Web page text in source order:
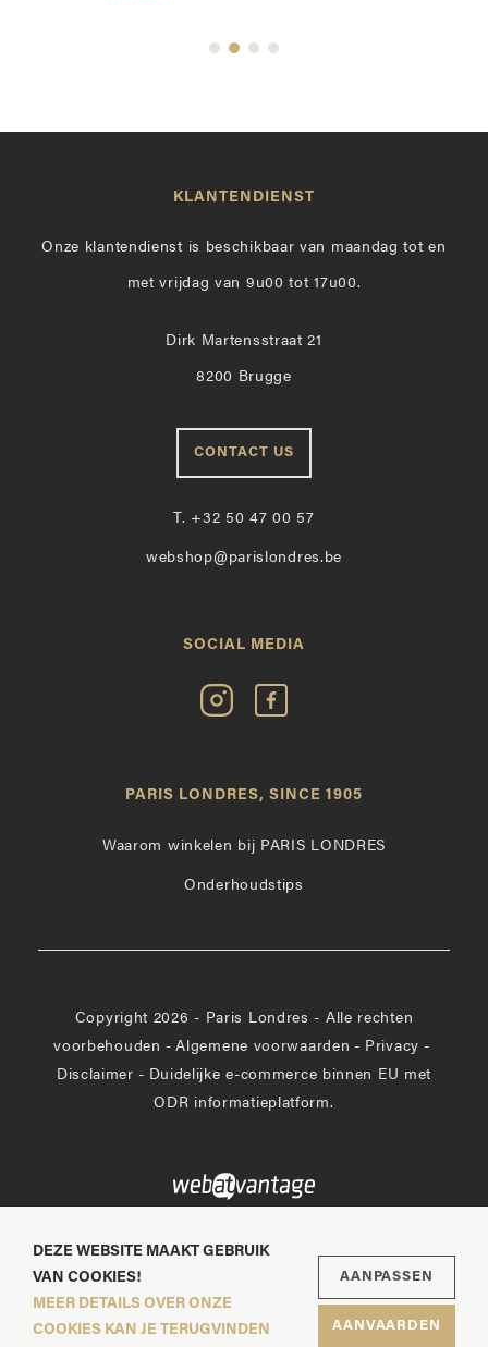
KLANTENDIENST
Onze klantendienst is beschikbaar van maandag tot en
met vrijdag van 9u00 tot 17u00.
Dirk Martensstraat 21
8200 Brugge
CONTACT US
T. +32 50 47 00 57
webshop@parislondres.be
SOCIAL MEDIA
Volg
Paris
Instagram
Vind
op
PARIS LONDRES, SINCE 1905
Waarom winkelen bij PARIS LONDRES
Onderhoudstips
Copyright 2026 - Paris Londres - Alle rechten
voorbehouden - Algemene voorwaarden - Privacy -
Disclaimer - Duidelijke e-commerce binnen EU met
ODR informatieplatform.
DEZE WEBSITE MAAKT GEBRUIK
VAN COOKIES!
MEER DETAILS OVER ONZE
COOKIES KAN JE TERUGVINDEN
AANPASSEN
AANVAARDEN